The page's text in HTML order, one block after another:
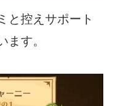
と控えサポート
ます。